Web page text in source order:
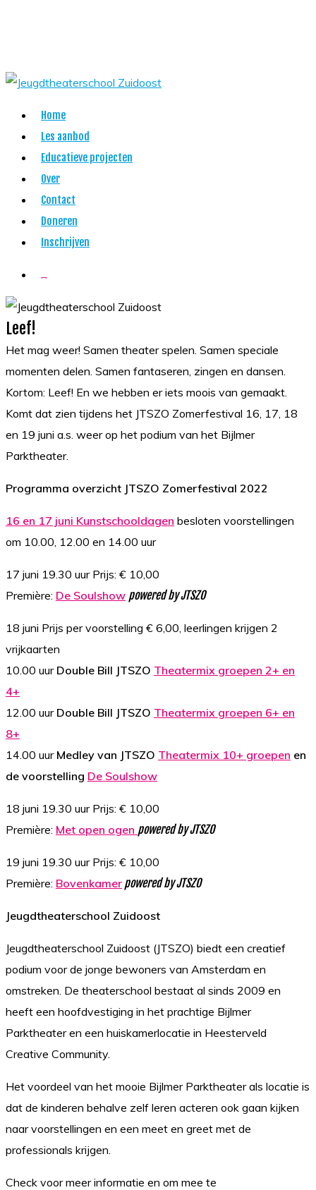
content
Menu
Home
Les aanbod
Educatieve projecten
Over
Contact
Doneren
Inschrijven
Leef!
Het mag weer! Samen theater spelen. Samen speciale
momenten delen. Samen fantaseren, zingen en dansen.
Kortom: Leef! En we hebben er iets moois van gemaakt.
Komt dat zien tijdens het JTSZO Zomerfestival 16, 17, 18
en 19 juni a.s. weer op het podium van het Bijlmer
Parktheater.
Programma overzicht JTSZO Zomerfestival 2022
16 en 17 juni Kunstschooldagen besloten voorstellingen
om 10.00, 12.00 en 14.00 uur
17 juni 19.30 uur Prijs: € 10,00
Première: De Soulshow powered by JTSZO
18 juni Prijs per voorstelling € 6,00, leerlingen krijgen 2
vrijkaarten
10.00 uur Double Bill JTSZO Theatermix groepen 2+ en
4+
12.00 uur Double Bill JTSZO Theatermix groepen 6+ en
8+
14.00 uur Medley van JTSZO Theatermix 10+ groepen en
de voorstelling De Soulshow
18 juni 19.30 uur Prijs: € 10,00
Première: Met open ogen powered by JTSZO
19 juni 19.30 uur Prijs: € 10,00
Première: Bovenkamer powered by JTSZO
Jeugdtheaterschool Zuidoost
Jeugdtheaterschool Zuidoost (JTSZO) biedt een creatief
podium voor de jonge bewoners van Amsterdam en
omstreken. De theaterschool bestaat al sinds 2009 en
heeft een hoofdvestiging in het prachtige Bijlmer
Parktheater en een huiskamerlocatie in Heesterveld
Creative Community.
Het voordeel van het mooie Bijlmer Parktheater als locatie is
dat de kinderen behalve zelf leren acteren ook gaan kijken
naar voorstellingen en een meet en greet met de
professionals krijgen.
Check voor meer informatie en om mee te